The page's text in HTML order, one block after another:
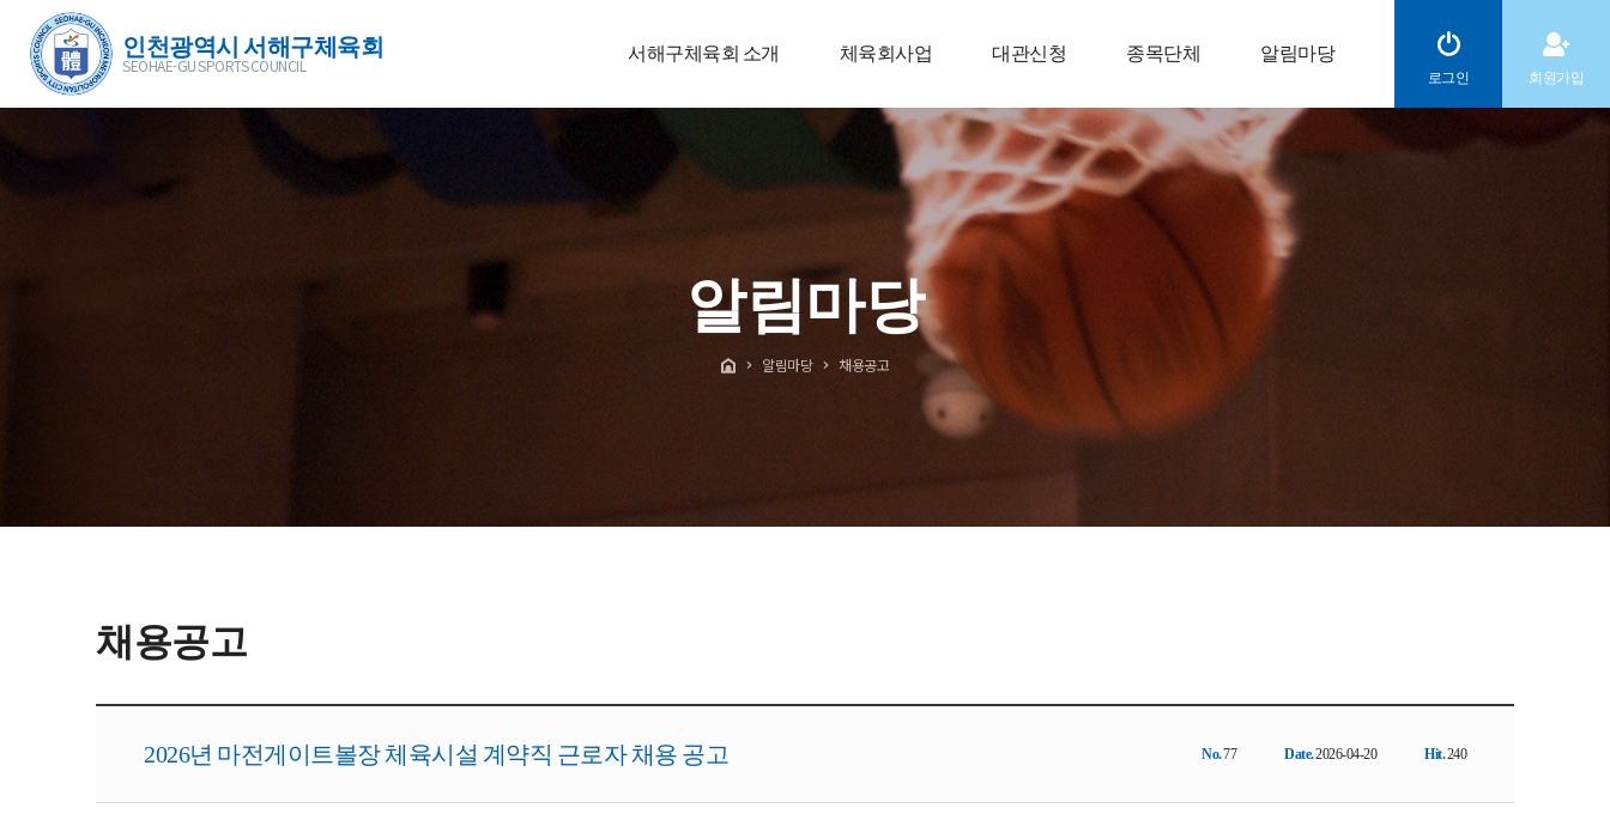
인천광역시 서해구체육회
SEOHAE-GU SPORTS COUNCIL
서해구체육회 소개 체육회사업 대관신청 종목단체 알림마당
로그인 회원가입
알림마당
알림마당 채용공고
채용공고
2026년 마전게이트볼장 체육시설 계약직 근로자 채용 공고 No.77 Date.2026-04-20 Hit.240